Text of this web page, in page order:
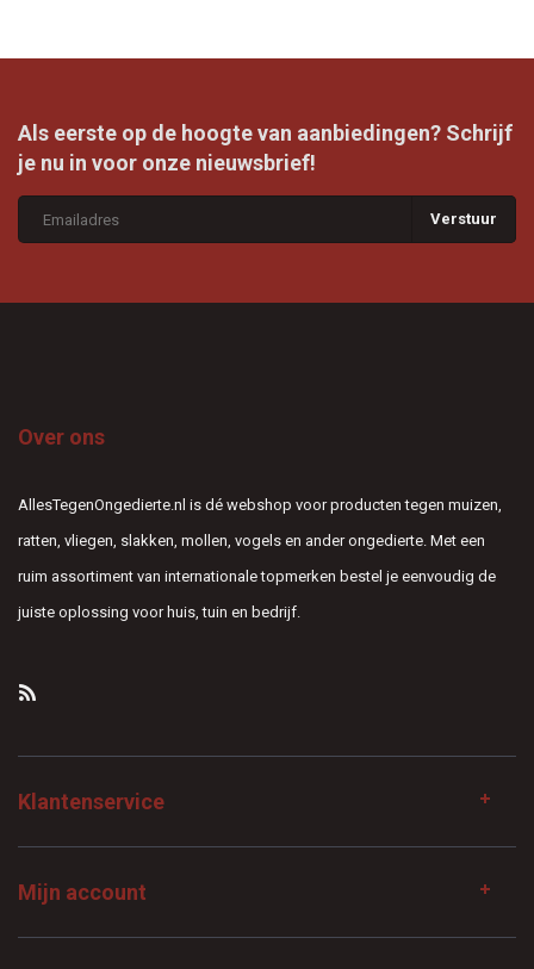
Als eerste op de hoogte van aanbiedingen? Schrijf
je nu in voor onze nieuwsbrief!
Verstuur
Over ons
AllesTegenOngedierte.nl is dé webshop voor producten tegen muizen,
ratten, vliegen, slakken, mollen, vogels en ander ongedierte. Met een
ruim assortiment van internationale topmerken bestel je eenvoudig de
juiste oplossing voor huis, tuin en bedrijf.
Klantenservice
Mijn account